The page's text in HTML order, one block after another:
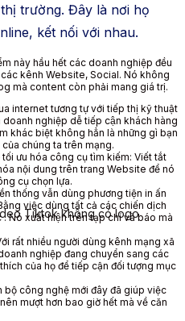
Tiktok không có logo
trường. Đây là nơi họ
kết nối với nhau.
này hầu hết các doanh nghiệp đều
kênh Website, Social. Nó không
mà content còn phải mang giá trị.
internet tương tự với tiếp thị kỹ thuật
nghiệp dễ tiếp cận khách hàng
khác biệt không hẳn là những gì bạn
chúng ta trên mạng.
ưu hóa công cụ tìm kiếm: Viết tắt
nội dung trên trang Website để nó
cụ chọn lựa.
thống vẫn dùng phương tiện in ấn
việc dùng tất cả các chiến dịch
Nó xuất hiện trên tạp chí và báo mà
rất nhiều người dùng kênh mạng xã
nghiệp đang chuyển sang các
của họ để tiếp cận đối tượng mục
bộ công nghệ mới đây đã giúp việc
mượt hơn bao giờ hết mà về căn